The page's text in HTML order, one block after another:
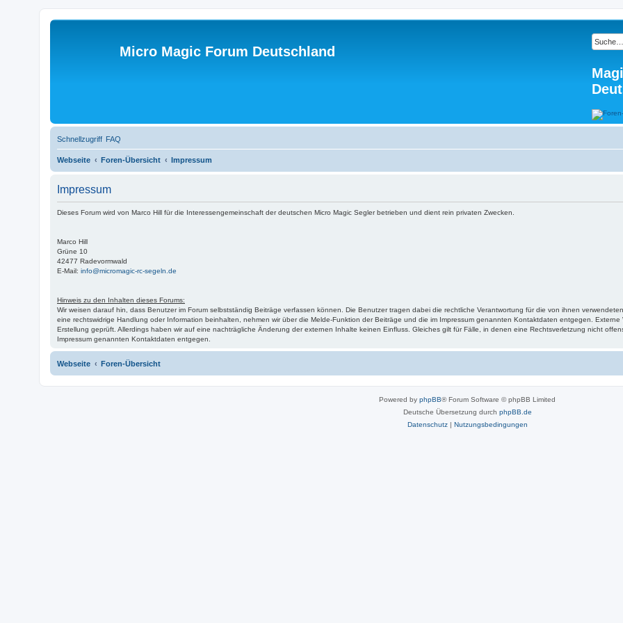
Micro Magic Forum Deutschland
Schnellzugriff FAQ
Webseite Foren-Übersicht Impressum
Impressum
Dieses Forum wird von Marco Hill für die Interessengemeinschaft der deutschen Micro Magic Segler betrieben und dient rein privaten Zwecken.
Marco Hill
Grüne 10
42477 Radevormwald
E-Mail: info@micromagic-rc-segeln.de
Hinweis zu den Inhalten dieses Forums:
Wir weisen darauf hin, dass Benutzer im Forum selbstständig Beiträge verfassen können. Die Benutzer tragen dabei die rechtliche Verantwortung für die von ihnen
eine rechtswidrige Handlung oder Information beinhalten, nehmen wir über die Melde-Funktion der Beiträge und die im Impressum genannten Kontaktdaten entgegen.
Erstellung geprüft. Allerdings haben wir auf eine nachträgliche Änderung der externen Inhalte keinen Einfluss. Gleiches gilt für Fälle, in denen eine Rechtsverletzung nicht
Impressum genannten Kontaktdaten entgegen.
Webseite Foren-Übersicht
Powered by phpBB® Forum Software © phpBB Limited
Deutsche Übersetzung durch phpBB.de
Datenschutz| Nutzungsbedingungen